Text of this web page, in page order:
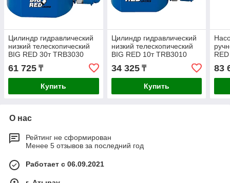
Цилиндр гидравлический
низкий телескопический
BIG RED 30т TRB3030
61 725 ₸
Купить
Цилиндр гидравлический
низкий телескопический
BIG RED 10т TRB3010
34 325₸
Купить
83
О нас
Рейтинг не сформирован
Менее 5 отзывов за последний год
Работает с 06.09.2021